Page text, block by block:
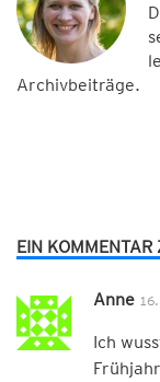
Archivbeiträge.
EIN KOMMENTAR
Anne
Ich